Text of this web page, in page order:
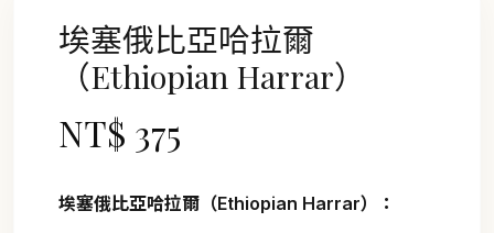
埃塞俄比亞哈拉爾
（Ethiopian Harrar）
NT$ 375
埃塞俄比亞哈拉爾（Ethiopian Harrar）：